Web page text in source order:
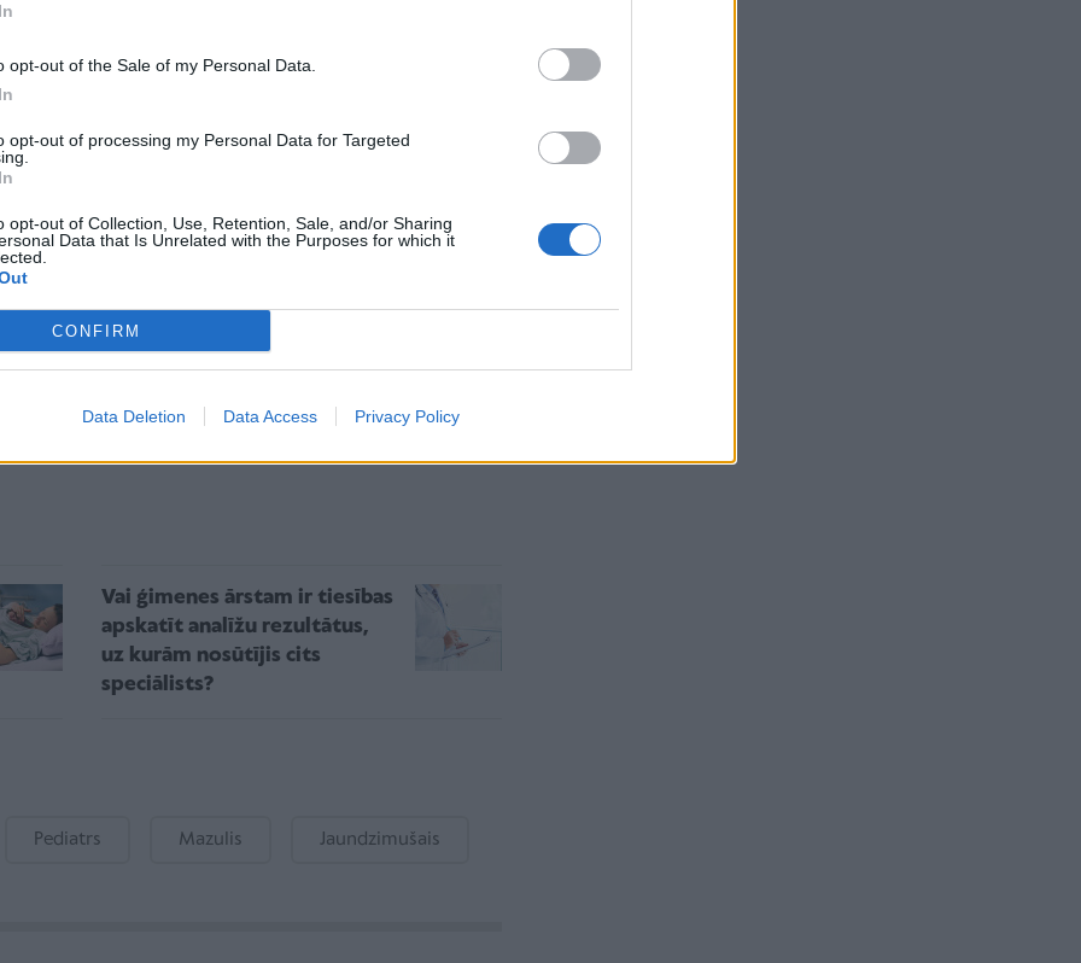
opt-out of the Sale of my Personal Data.
opt-out of processing my Personal Data for Targeted
opt-out of Collection, Use, Retention, Sale, and/or Sharing
Data that Is Unrelated with the Purposes for which it
CONFIRM
Data Deletion Data Access Privacy Policy
un zinātnes komisijas priekšsēdētājs Česlavs
ministrijām līdz trešdienai sagatavot bērnu
ieviešanas laika grafiku.
saistītu likumprojektu pakotni pirms otrā
iebildumi. Sēdē notika plašas diskusijas par
un finansējumu.
Nicmane-Aišpure pauda bažas, ka sistēma nav
gada 1. septembra, kā arī nav skaidrības par
virzīšanai uz otro lasījumu un vienojās pie tiem
Vai ģimenes ārstam ir tiesības
apskatīt analīžu rezultātus,
uz kurām nosūtījis cits
speciālists?
Pediatrs Mazulis Jaundzimušais